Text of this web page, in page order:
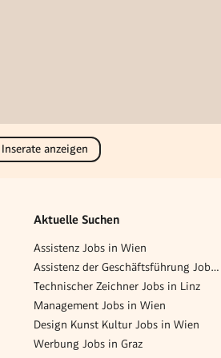
anzeigen
Aktuelle Suchen
Assistenz Jobs in Wien
Assistenz der Geschäftsführung Jobs in Wien
Technischer Zeichner Jobs in Linz
Management Jobs in Wien
Design Kunst Kultur Jobs in Wien
Werbung Jobs in Graz